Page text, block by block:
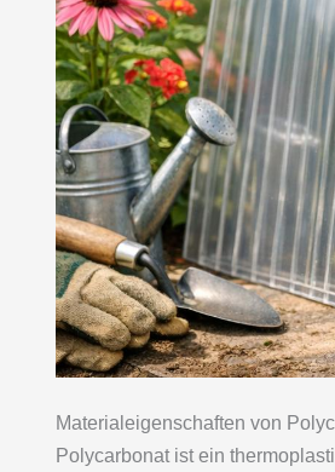
Materialeigenschaften von
Polycarbonat ist ein